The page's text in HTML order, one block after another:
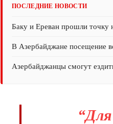
ПОСЛЕДНИЕ НОВОСТИ
Баку и Ереван прошли точку
В Азербайджане посещение
Азербайджанцы смогут